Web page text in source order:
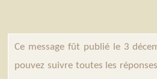
Ce message fût publié le 3
pouvez suivre toutes les